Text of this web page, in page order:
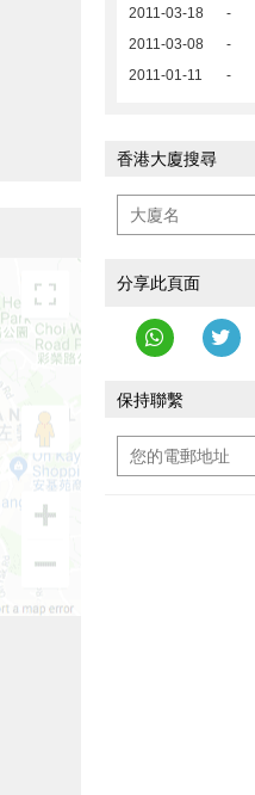
2011-03-18
-
2011-03-08
-
2011-01-11
-
香港大廈搜尋
分享此頁面
保持聯繫